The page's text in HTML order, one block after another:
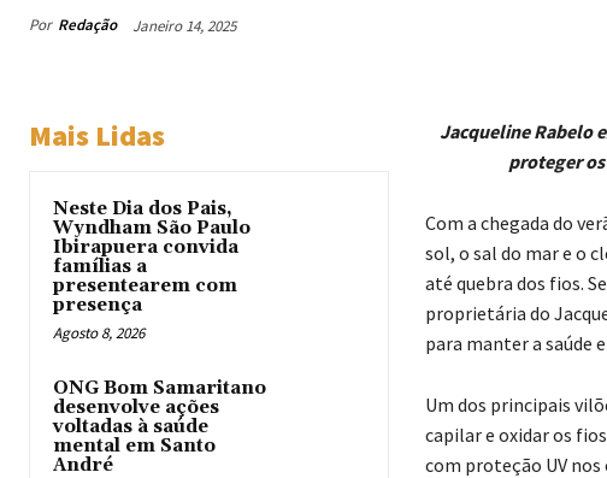
Por Redação Janeiro 14, 2025
Mais Lidas
Neste Dia dos Pais,
Wyndham São Paulo
Ibirapuera convida
famílias a
presentearem com
presença
Agosto 8, 2026
ONG Bom Samaritano
desenvolve ações
voltadas à saúde
mental em Santo
André
Jacqueline Rabelo
proteger
Com a chegada do
sol, o sal do mar e o
até quebra dos fios.
proprietária do
para manter a saúde
Um dos principais
capilar e oxidar os
com proteção UV nos